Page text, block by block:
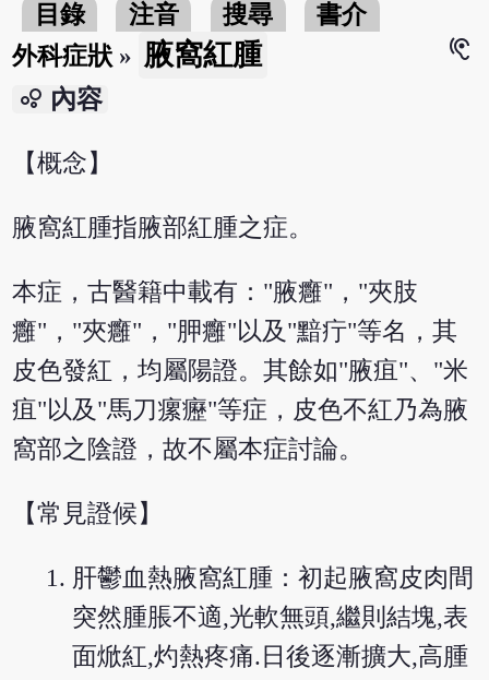
目錄 注音 搜尋
書介
外科症狀 » 腋窩紅腫
hearing
bubble_chart 內容
【概念】
腋窩紅腫指腋部紅腫之症。
本症，古醫籍中載有："腋癰"，"夾肢
癰"，"夾癰"，"胛癰"以及"黯疔"等名，其
皮色發紅，均屬陽證。其餘如"腋疽"、"米
疽"以及"馬刀瘰癧"等症，皮色不紅乃為腋
窩部之陰證，故不屬本症討論。
【常見證候】
肝鬱血熱腋窩紅腫：初起腋窩皮肉間
突然腫脹不適,光軟無頭,繼則結塊,表
面焮紅,灼熱疼痛.日後逐漸擴大,高腫